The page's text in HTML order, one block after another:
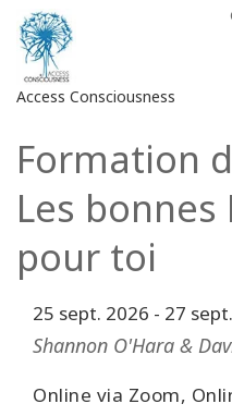
Access Consciousness
Connectez-
sur
compte
À
propos
Access
Formation
Les bonnes
pour toi
25 sept. 2026 - 27
Shannon O'Hara &
Online via Zoom,